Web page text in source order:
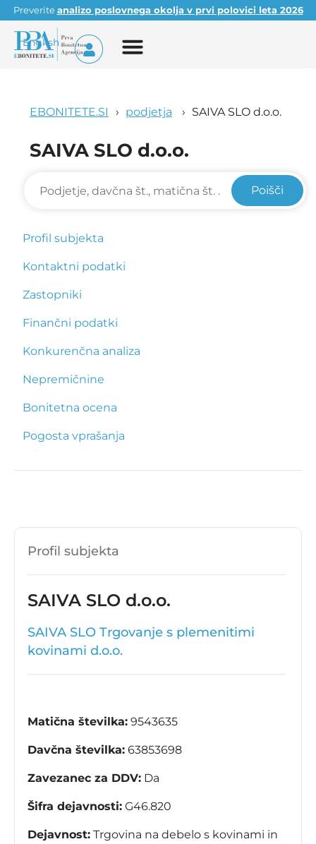
Preveriteanalizo poslovnega okolja v prvi polovici leta 2026
English
EBONITETE.SI podjetja SAIVA SLO d.o.o.
SAIVA SLO d.o.o.
Poišči
Profil subjekta
Kontaktni podatki
Zastopniki
Finančni podatki
Konkurenčna analiza
Nepremičnine
Bonitetna ocena
Pogosta vprašanja
Profil subjekta
SAIVA SLO d.o.o.
SAIVA SLO Trgovanje s plemenitimi
kovinami d.o.o.
Matična številka: 9543635
Davčna številka: 63853698
Zavezanec za DDV: Da
Šifra dejavnosti: G46.820
Dejavnost: Trgovina na debelo s kovinami in